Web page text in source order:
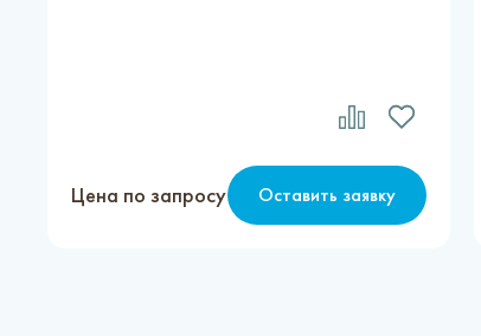
Цена по запросу Оставить заявку